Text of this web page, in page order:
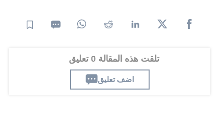
تلقت هذه المقالة 0 تعليق
اضف تعليق